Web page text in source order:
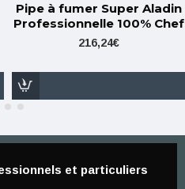
Pipe à fumer Super Aladin
Professionnelle 100% Chef
216,24€
et particuliers